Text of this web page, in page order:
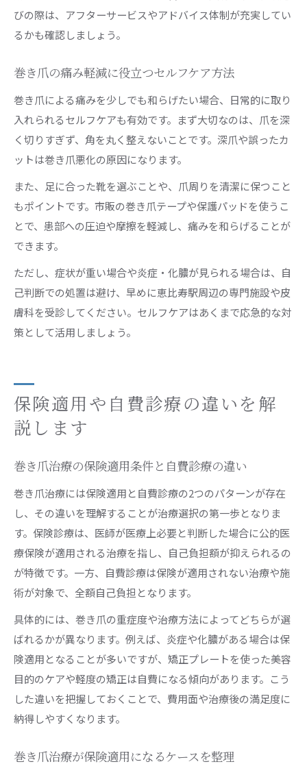
びの際は、アフターサービスやアドバイス体制が充実してい
るかも確認しましょう。
巻き爪の痛み軽減に役立つセルフケア方法
巻き爪による痛みを少しでも和らげたい場合、日常的に取り
入れられるセルフケアも有効です。まず大切なのは、爪を深
く切りすぎず、角を丸く整えないことです。深爪や誤ったカ
ットは巻き爪悪化の原因になります。
また、足に合った靴を選ぶことや、爪周りを清潔に保つこと
もポイントです。市販の巻き爪テープや保護パッドを使うこ
とで、患部への圧迫や摩擦を軽減し、痛みを和らげることが
できます。
ただし、症状が重い場合や炎症・化膿が見られる場合は、自
己判断での処置は避け、早めに恵比寿駅周辺の専門施設や皮
膚科を受診してください。セルフケアはあくまで応急的な対
策として活用しましょう。
保険適用や自費診療の違いを解
説します
巻き爪治療の保険適用条件と自費診療の違い
巻き爪治療には保険適用と自費診療の2つのパターンが存在
し、その違いを理解することが治療選択の第一歩となりま
す。保険診療は、医師が医療上必要と判断した場合に公的医
療保険が適用される治療を指し、自己負担額が抑えられるの
が特徴です。一方、自費診療は保険が適用されない治療や施
術が対象で、全額自己負担となります。
具体的には、巻き爪の重症度や治療方法によってどちらが選
ばれるかが異なります。例えば、炎症や化膿がある場合は保
険適用となることが多いですが、矯正プレートを使った美容
目的のケアや軽度の矯正は自費になる傾向があります。こう
した違いを把握しておくことで、費用面や治療後の満足度に
納得しやすくなります。
巻き爪治療が保険適用になるケースを整理